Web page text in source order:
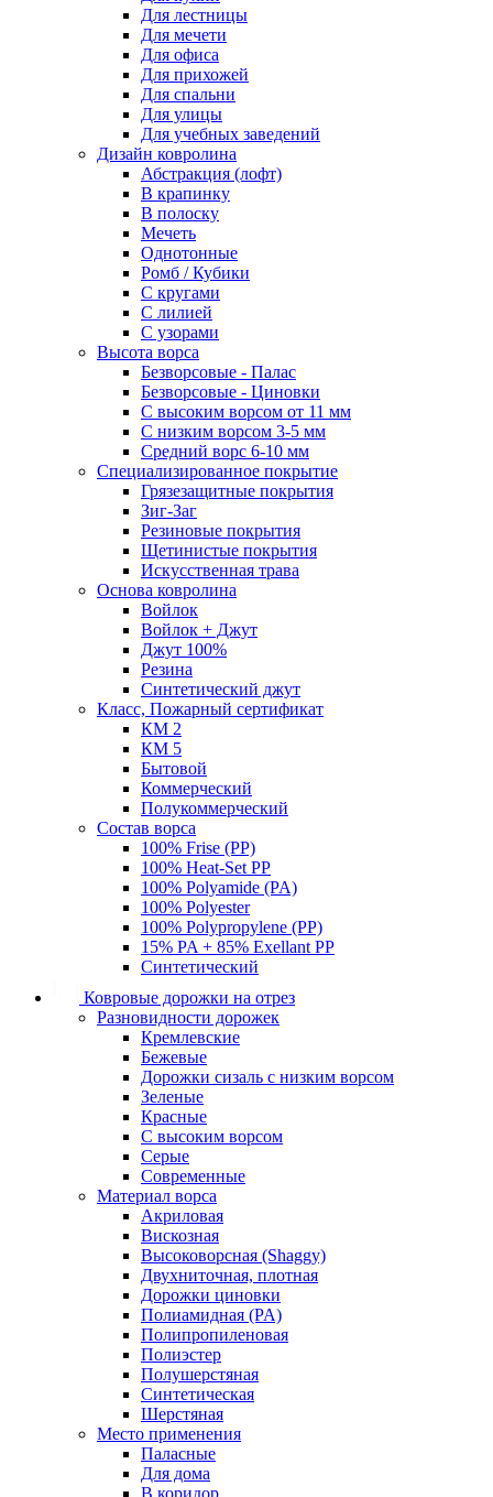
Для лестницы
Для мечети
Для офиса
Для прихожей
Для спальни
Для улицы
Для учебных заведений
Дизайн ковролина
Абстракция (лофт)
В крапинку
В полоску
Мечеть
Однотонные
Ромб / Кубики
С кругами
С лилией
С узорами
Высота ворса
Безворсовые - Палас
Безворсовые - Циновки
С высоким ворсом от 11 мм
С низким ворсом 3-5 мм
Средний ворс 6-10 мм
Специализированное покрытие
Грязезащитные покрытия
Зиг-Заг
Резиновые покрытия
Щетинистые покрытия
Искусственная трава
Основа ковролина
Войлок
Войлок + Джут
Джут 100%
Резина
Синтетический джут
Класс, Пожарный сертификат
КМ 2
КМ 5
Бытовой
Коммерческий
Полукоммерческий
Состав ворса
100% Frise (PP)
100% Heat-Set PP
100% Polyamide (PA)
100% Polyester
100% Polypropylene (PP)
15% PA + 85% Exellant PP
Синтетический
Ковровые дорожки на отрез
Разновидности дорожек
Кремлевские
Бежевые
Дорожки сизаль с низким ворсом
Зеленые
Красные
С высоким ворсом
Серые
Современные
Материал ворса
Акриловая
Вискозная
Высоковорсная (Shaggy)
Двухниточная, плотная
Дорожки циновки
Полиамидная (PA)
Полипропиленовая
Полиэстер
Полушерстяная
Синтетическая
Шерстяная
Место применения
Паласные
Для дома
В коридор